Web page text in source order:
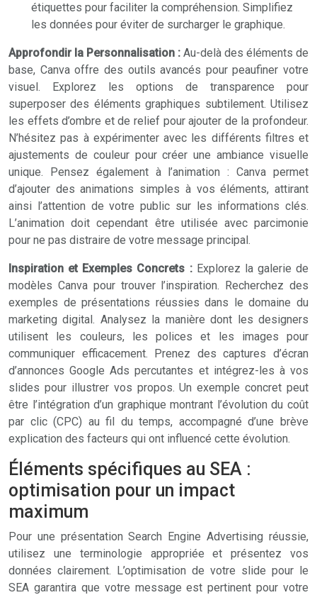
étiquettes pour faciliter la compréhension. Simplifiez
les données pour éviter de surcharger le graphique.
Approfondir la Personnalisation : Au-delà des éléments de
base, Canva offre des outils avancés pour peaufiner votre
visuel. Explorez les options de transparence pour
superposer des éléments graphiques subtilement. Utilisez
les effets d’ombre et de relief pour ajouter de la profondeur.
N’hésitez pas à expérimenter avec les différents filtres et
ajustements de couleur pour créer une ambiance visuelle
unique. Pensez également à l’animation : Canva permet
d’ajouter des animations simples à vos éléments, attirant
ainsi l’attention de votre public sur les informations clés.
L’animation doit cependant être utilisée avec parcimonie
pour ne pas distraire de votre message principal.
Inspiration et Exemples Concrets : Explorez la galerie de
modèles Canva pour trouver l’inspiration. Recherchez des
exemples de présentations réussies dans le domaine du
marketing digital. Analysez la manière dont les designers
utilisent les couleurs, les polices et les images pour
communiquer efficacement. Prenez des captures d’écran
d’annonces Google Ads percutantes et intégrez-les à vos
slides pour illustrer vos propos. Un exemple concret peut
être l’intégration d’un graphique montrant l’évolution du coût
par clic (CPC) au fil du temps, accompagné d’une brève
explication des facteurs qui ont influencé cette évolution.
Éléments spécifiques au SEA :
optimisation pour un impact
maximum
Pour une présentation Search Engine Advertising réussie,
utilisez une terminologie appropriée et présentez vos
données clairement. L’optimisation de votre slide pour le
SEA garantira que votre message est pertinent pour votre